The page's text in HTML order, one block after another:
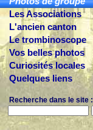
Les Associations
L'ancien canton
Le trombinoscope
Vos belles photos
Curiosités locales
Quelques liens
Recherche dans le site :